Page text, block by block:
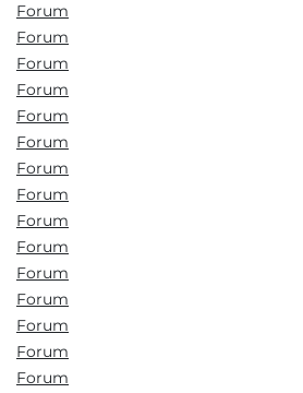
Forum
Forum
Forum
Forum
Forum
Forum
Forum
Forum
Forum
Forum
Forum
Forum
Forum
Forum
Forum